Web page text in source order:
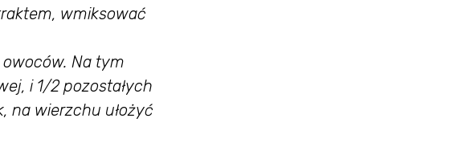
wmiksować
Na tym
i 1/2 pozostałych
na wierzchu ułożyć